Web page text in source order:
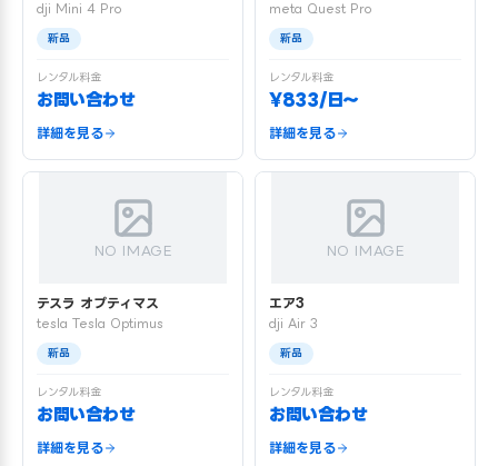
dji Mini 4 Pro
新品
レンタル料金
お問い合わせ
詳細を見る
meta Quest Pro
新品
レンタル料金
¥833/日〜
詳細を見る
NO IMAGE
テスラ オプティマス
tesla Tesla Optimus
新品
レンタル料金
お問い合わせ
詳細を見る
NO IMAGE
エア3
dji Air 3
新品
レンタル料金
お問い合わせ
詳細を見る